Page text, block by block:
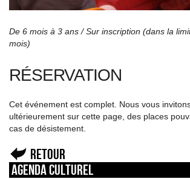
De 6 mois à 3 ans / Sur inscription (dans la
mois)
RÉSERVATION
Cet événement est complet. Nous vous
ultérieurement sur cette page, des places
cas de désistement.
Retour
Agenda culturel